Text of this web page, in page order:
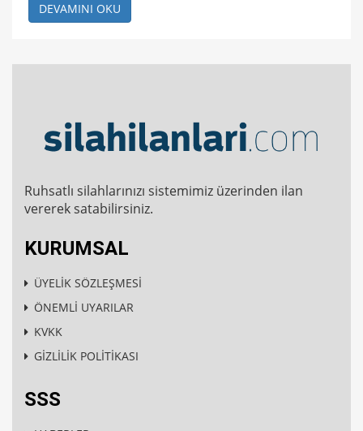
DEVAMINI OKU
Ruhsatlı silahlarınızı sistemimiz üzerinden ilan
vererek satabilirsiniz.
KURUMSAL
ÜYELİK SÖZLEŞMESİ
ÖNEMLİ UYARILAR
KVKK
GİZLİLİK POLİTİKASI
SSS